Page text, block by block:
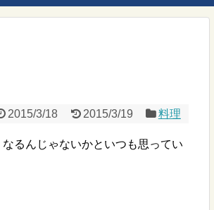
2015/3/18 2015/3/19 料理
るんじゃないかといつも思ってい